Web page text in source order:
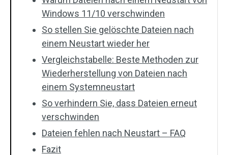
Windows 11/10 verschwinden
So stellen Sie gelöschte Dateien nach
einem Neustart wieder her
Vergleichstabelle: Beste Methoden zur
Wiederherstellung von Dateien nach
einem Systemneustart
So verhindern Sie, dass Dateien erneut
verschwinden
Dateien fehlen nach Neustart – FAQ
Fazit